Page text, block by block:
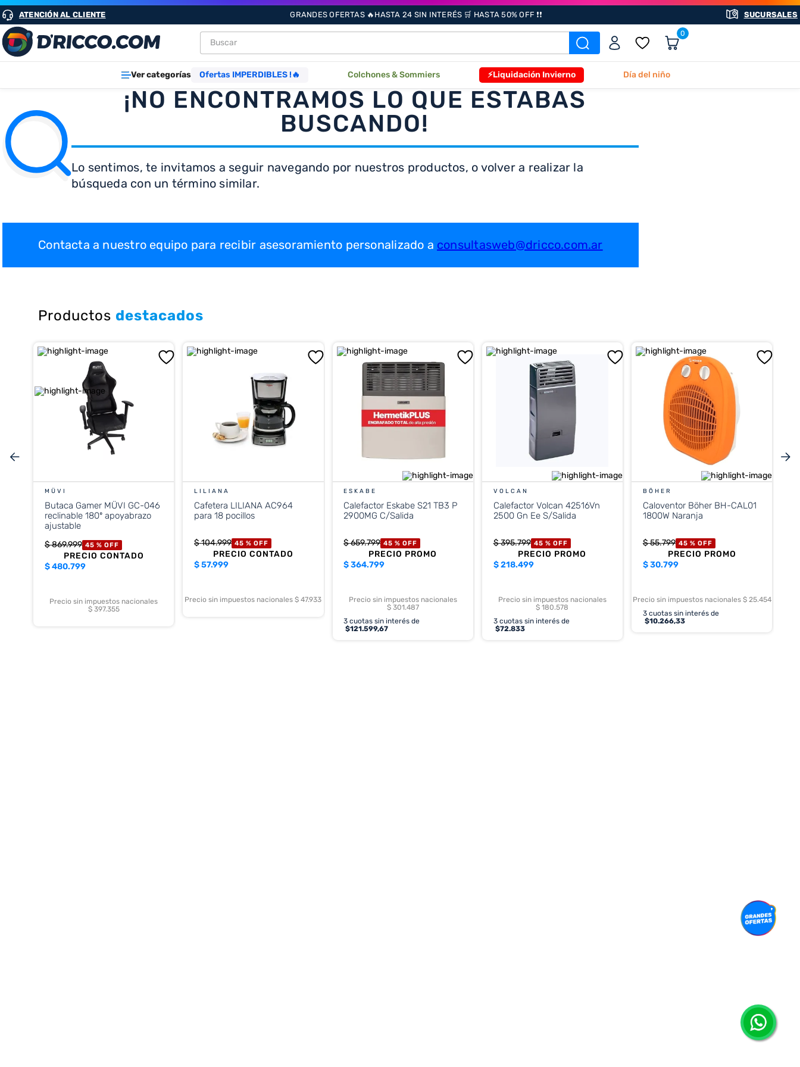
ATENCIÓN AL CLIENTE GRANDES OFERTAS 🔥HASTA 24 SIN INTERÉS 🛒 HASTA 50% OFF ❗❗ SUCURSALES
Buscar 0
Ver categorías Ofertas IMPERDIBLES !🔥 Colchones & Sommiers ⚡Liquidación Invierno Día del niño
¡NO ENCONTRAMOS LO QUE ESTABAS
BUSCANDO!
Lo sentimos, te invitamos a seguir navegando por nuestros productos, o volver a realizar la
búsqueda con un término similar.
Contacta a nuestro equipo para recibir asesoramiento personalizado a consultasweb@dricco.com.ar
Productos destacados
MÜVI
Butaca Gamer MÜVI GC-046
reclinable 180º apoyabrazo
ajustable
$869.999 45 % OFF
PRECIO CONTADO
$480.799
Precio sin impuestos nacionales
$ 397.355
LILIANA
Cafetera LILIANA AC964
para 18 pocillos
$104.999 45 % OFF
PRECIO CONTADO
$57.999
Precio sin impuestos nacionales $ 47.933
ESKABE
Calefactor Eskabe S21 TB3 P
2900MG C/Salida
$659.799 45 % OFF
PRECIO PROMO
$364.799
Precio sin impuestos nacionales
$ 301.487
3 cuotas sin interés de
$121.599,67
VOLCAN
Calefactor Volcan 42516Vn
2500 Gn Ee S/Salida
$395.799 45 % OFF
PRECIO PROMO
$218.499
Precio sin impuestos nacionales
$ 180.578
3cuotas sin interés de
$72.833
BÖHER
Caloventor Böher BH-CAL01
1800W Naranja
$55.799 45 % OFF
PRECIO PROMO
$30.799
Precio sin impuestos nacionales $ 25.454
3cuotas sin interés de
$10.266,33
TÉRMINOS MÁS BUSCADOS
1. heladeras
2. lavarropas
4. cocinas
5 microondas
6